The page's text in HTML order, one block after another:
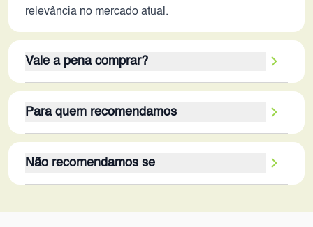
relevância no mercado atual.
Vale a pena comprar?
A9 Pro não 'vale a pena' em 2026 para a maioria
dos usuários. Seus pontos fortes, como a bateria de
as deficiências de desempenho, armazenamento e
conectividade. A falta de 5G, o processador lento e
Para quem recomendamos
nicho específico: usuários com orçamento muito
limitado que priorizam a durabilidade da bateria em
Não recomendamos se